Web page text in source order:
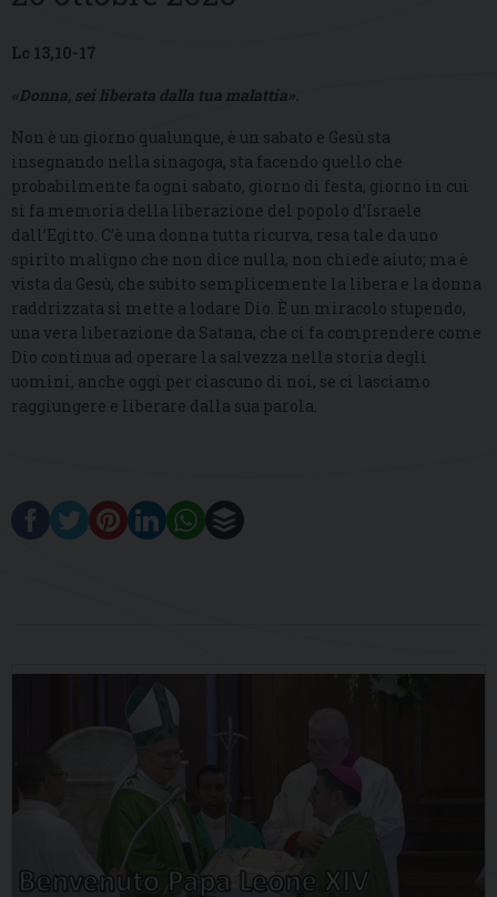
Lc 13,10-17
«Donna, sei liberata dalla tua malattia».
Non è un giorno qualunque, è un sabato e Gesù sta
insegnando nella sinagoga, sta facendo quello che
probabilmente fa ogni sabato, giorno di festa, giorno in cui
si fa memoria della liberazione del popolo d’Israele
dall’Egitto. C’è una donna tutta ricurva, resa tale da uno
spirito maligno che non dice nulla, non chiede aiuto; ma è
vista da Gesù, che subito semplicemente la libera e la donna
raddrizzata si mette a lodare Dio. È un miracolo stupendo,
una vera liberazione da Satana, che ci fa comprendere come
Dio continua ad operare la salvezza nella storia degli
uomini, anche oggi per ciascuno di noi, se ci lasciamo
raggiungere e liberare dalla sua parola.